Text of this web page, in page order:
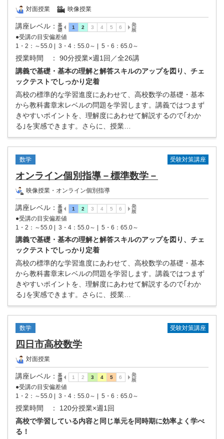
対面授業 映像授業
講座レベル ：
●受講の目安偏差値
1・2：～55.0 |
3・4：55.0～ | 5・6：65.0～
授業時間
： 90分授業×週1回／全26講
講義で基礎・基本の理解と解答スキルのアップを図り、チェ
ックテストでしっかり定着
高校の標準的な学習進度にあわせて、高校数学の基礎・基本
から教科書章末レベルの問題を学習します。講義ではつまず
きやすいポイントを、理解度にあわせて解説するので｢わか
る｣を実感できます。さらに、授業…
数学 受験対策講座
オンライン個別指導－標準数学－
映像授業・オンライン個別指導
講座レベル ：
●受講の目安偏差値
1・2：～55.0 |
3・4：55.0～ | 5・6：65.0～
講義で基礎・基本の理解と解答スキルのアップを図り、チェ
ックテストでしっかり定着
高校の標準的な学習進度にあわせて、高校数学の基礎・基本
から教科書章末レベルの問題を学習します。講義ではつまず
きやすいポイントを、理解度にあわせて解説するので｢わか
る｣を実感できます。さらに、授業…
数学 受験対策講座
四日市高校数学
対面授業
講座レベル ：
●受講の目安偏差値
1・2：～55.0 |
3・4：55.0～ | 5・6：65.0～
授業時間
： 120分授業×週1回
高校で学習している内容と同じ単元を同時期に効率よく学べ
る！